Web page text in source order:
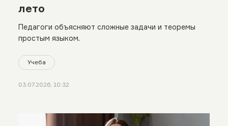
лето
Педагоги объясняют сложные задачи и теоремы
простым языком.
Учеба
03.07.2026, 10:32